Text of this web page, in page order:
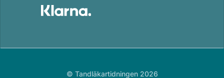
© Tandläkartidningen 2026